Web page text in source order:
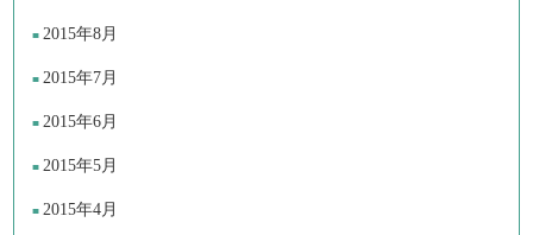
2015年8月
2015年7月
2015年6月
2015年5月
2015年4月